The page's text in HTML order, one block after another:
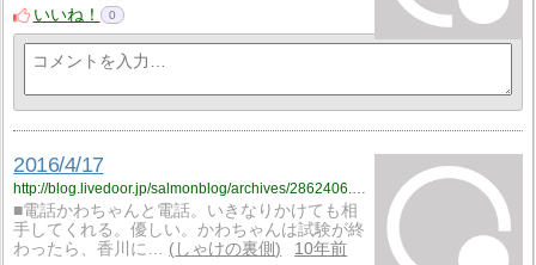
いいね！
0
2016/4/17
http://blog.livedoor.jp/salmonblog/archives/2862406.html
■電話かわちゃんと電話。いきなりかけても相
手してくれる。優しい。かわちゃんは試験が終
わったら、香川に…
しゃけの裏側
10年前